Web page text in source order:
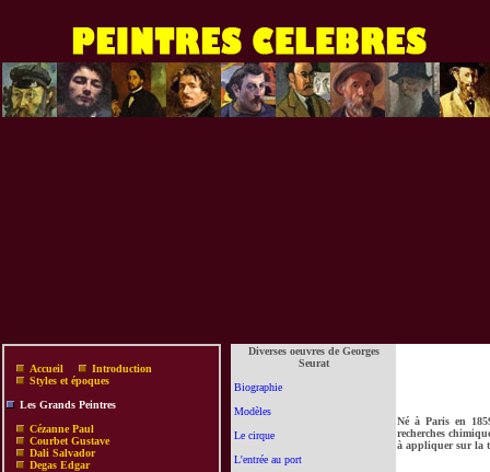
Accueil
Introduction
Styles et époques
Les Grands Peintres
Cézanne Paul
Courbet Gustave
Dali Salvador
Degas Edgar
Diverses oeuvres de Georges
Seurat
Biographie
Modèles
Le cirque
L'entrée au port
Né à Paris en
recherches
à appliquer sur la